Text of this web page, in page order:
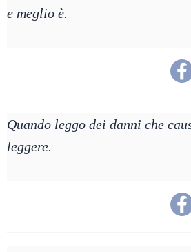
e meglio è.
Quando leggo dei danni che
leggere.